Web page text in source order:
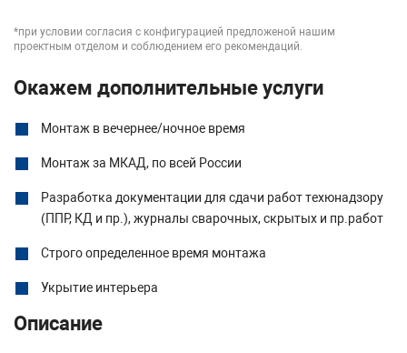
*при условии согласия с конфигурацией предложеной нашим
проектным отделом и соблюдением его рекомендаций.
Окажем дополнительные услуги
Монтаж в вечернее/ночное время
Монтаж за МКАД, по всей России
Разработка документации для сдачи работ техюнадзору
(ППР, КД и пр.), журналы сварочных, скрытых и пр.работ
Строго определенное время монтажа
Укрытие интерьера
Описание